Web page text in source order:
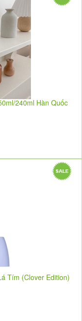
240ml Hàn Quốc
Tím (Clover Edition)